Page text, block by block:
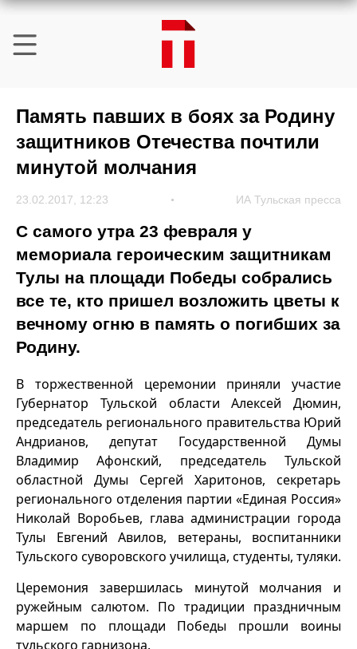
Память павших в боях за Родину
защитников Отечества почтили
минутой молчания
23.02.2017, 12:23 ИА Тульская пресса
С самого утра 23 февраля у
мемориала героическим защитникам
Тулы на площади Победы собрались
все те, кто пришел возложить цветы к
вечному огню в память о погибших за
Родину.
В торжественной церемонии приняли участие
Губернатор Тульской области Алексей Дюмин,
председатель регионального правительства Юрий
Андрианов, депутат Государственной Думы
Владимир Афонский, председатель Тульской
областной Думы Сергей Харитонов, секретарь
регионального отделения партии «Единая Россия»
Николай Воробьев, глава администрации города
Тулы Евгений Авилов, ветераны, воспитанники
Тульского суворовского училища, студенты, туляки.
Церемония завершилась минутой молчания и
ружейным салютом. По традиции праздничным
маршем по площади Победы прошли воины
тульского гарнизона.